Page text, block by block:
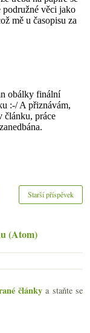
Starší příspěvek
(Atom)
články a staňte se